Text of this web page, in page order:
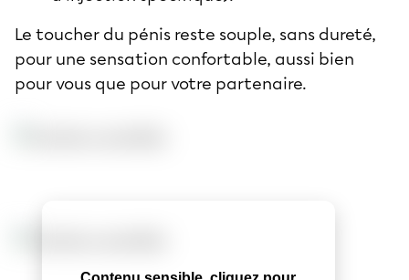
Le toucher du pénis reste souple, sans dureté,
pour une sensation confortable, aussi bien
pour vous que pour votre partenaire.